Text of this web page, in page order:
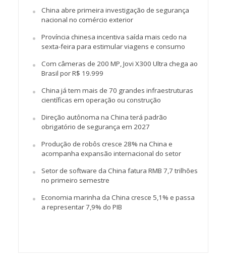
China abre primeira investigação de segurança
nacional no comércio exterior
Província chinesa incentiva saída mais cedo na
sexta-feira para estimular viagens e consumo
Com câmeras de 200 MP, Jovi X300 Ultra chega ao
Brasil por R$ 19.999
China já tem mais de 70 grandes infraestruturas
científicas em operação ou construção
Direção autônoma na China terá padrão
obrigatório de segurança em 2027
Produção de robôs cresce 28% na China e
acompanha expansão internacional do setor
Setor de software da China fatura RMB 7,7 trilhões
no primeiro semestre
Economia marinha da China cresce 5,1% e passa
a representar 7,9% do PIB